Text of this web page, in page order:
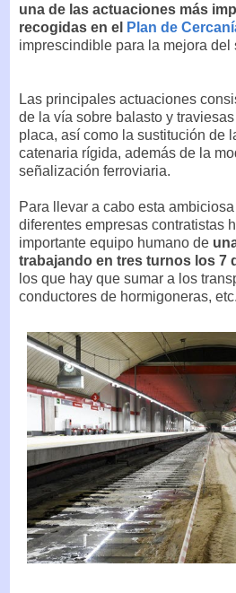
una de las actuaciones más
recogidas en el
Plan de
imprescindible para la mejora del
Las principales actuaciones
de la vía sobre balasto y
placa, así como la sustitución de
catenaria rígida, además de la
señalización ferroviaria.
Para llevar a cabo esta
diferentes empresas contratistas
importante equipo humano de
trabajando en tres turnos los 7
los que hay que sumar a los
conductores de hormigoneras, etc.